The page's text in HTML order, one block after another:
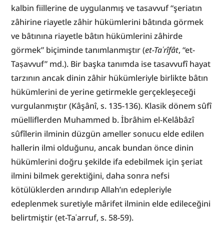
kalbin fiillerine de uygulanmış ve tasavvuf “şeriatın
zâhirine riayetle zâhir hükümlerini bâtında görmek
ve bâtınına riayetle bâtın hükümlerini zâhirde
görmek” biçiminde tanımlanmıştır (et-Taʿrîfât, “et-
Taṣavvuf” md.). Bir başka tanımda ise tasavvufî hayat
tarzının ancak dinin zâhir hükümleriyle birlikte bâtın
hükümlerini de yerine getirmekle gerçekleşeceği
vurgulanmıştır (Kâşânî, s. 135-136). Klasik dönem sûfî
müelliflerden Muhammed b. İbrâhim el-Kelâbâzî
sûfîlerin ilminin düzgün ameller sonucu elde edilen
hallerin ilmi olduğunu, ancak bundan önce dinin
hükümlerini doğru şekilde ifa edebilmek için şeriat
ilmini bilmek gerektiğini, daha sonra nefsi
kötülüklerden arındırıp Allah’ın edepleriyle
edeplenmek suretiyle mârifet ilminin elde edileceğini
belirtmiştir (et-Taʿarruf, s. 58-59).